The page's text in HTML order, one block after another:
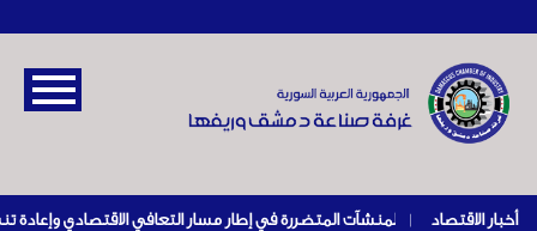
أخبار الاقتصاد |